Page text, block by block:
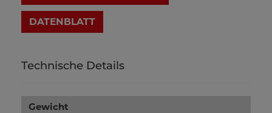
DATENBLATT
Technische Details
Gewicht